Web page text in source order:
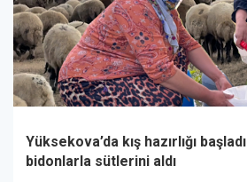
Yüksekova’da kış hazırlığı
bidonlarla sütlerini aldı